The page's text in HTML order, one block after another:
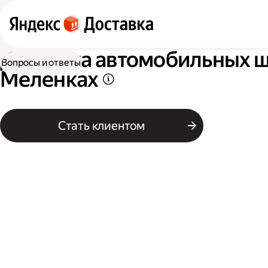
Доставка автомобильных
Меленках
Стать клиентом
Вопросы и ответы